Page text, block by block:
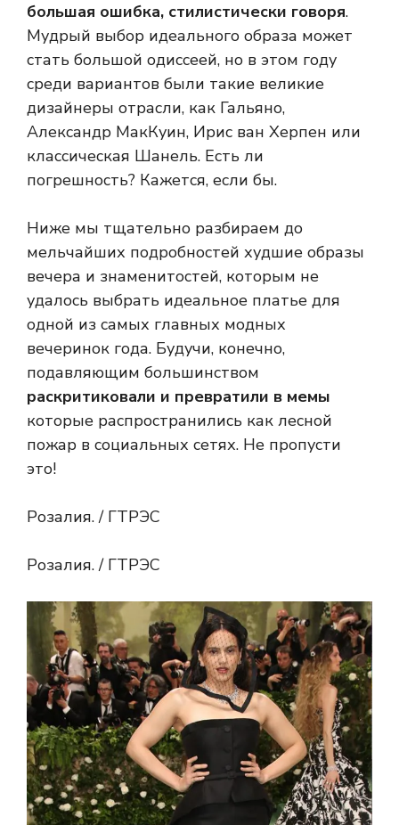
большая ошибка, стилистически говоря.
Мудрый выбор идеального образа может
стать большой одиссеей, но в этом году
среди вариантов были такие великие
дизайнеры отрасли, как Гальяно,
Александр МакКуин, Ирис ван Херпен или
классическая Шанель. Есть ли
погрешность? Кажется, если бы.
Ниже мы тщательно разбираем до
мельчайших подробностей худшие образы
вечера и знаменитостей, которым не
удалось выбрать идеальное платье для
одной из самых главных модных
вечеринок года. Будучи, конечно,
подавляющим большинством
раскритиковали и превратили в мемы
которые распространились как лесной
пожар в социальных сетях. Не пропусти
это!
Розалия. / ГТРЭС
Розалия. / ГТРЭС